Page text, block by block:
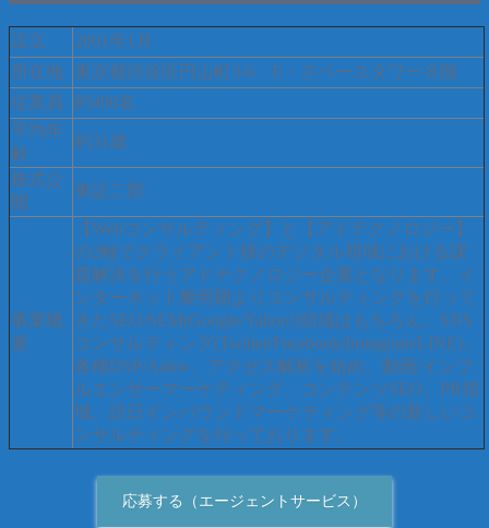
設立
2001年1月
所在地
東京都渋谷区円山町3-6 E・スペースタワー８階
従業員
約400名
平均年
齢
約31歳
株式公
開
東証二部
事業概
要
【Webコンサルティング】と【アドテクノロジー】
の2軸でクライアント様のデジタル領域における課
題解決を行うアドテクノロジー企業となります。イ
ンターネット黎明期よりコンサルティングを行って
きたSEO/SEM(Google/Yahoo!)領域はもちろん、SNS
コンサルティング(Twitter/Facebook/Instagram/LINE)、
各種DSP/Adnw、アクセス解析を始め、動画/インフ
ルエンサーマーケティング、コンテンツSEO、PR領
域、訪日インバウンドマーケティング等の新しいコ
ンサルティングを行っております。
応募する（エージェントサービス）